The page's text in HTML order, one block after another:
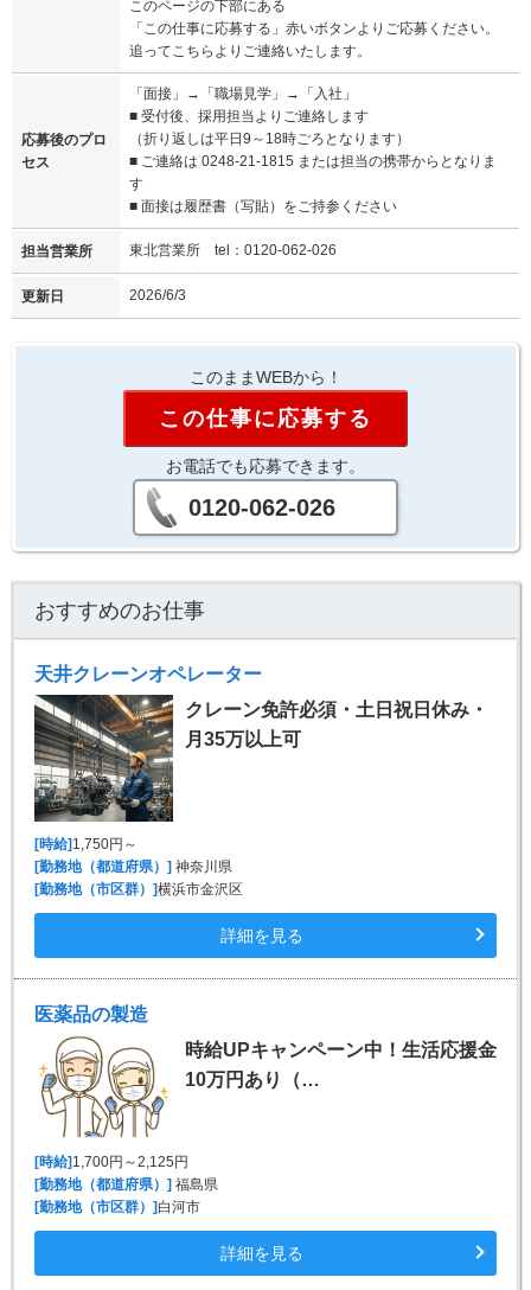
このページの下部にある
「この仕事に応募する」赤いボタンよりご応募ください。
追ってこちらよりご連絡いたします。
応募後のプロ
セス
「面接」→「職場見学」→「入社」
■ 受付後、採用担当よりご連絡します
（折り返しは平日9～18時ごろとなります）
■ ご連絡は 0248-21-1815 または担当の携帯からとなりま
す
■ 面接は履歴書（写貼）をご持参ください
担当営業所 東北営業所 tel：0120-062-026
更新日 2026/6/3
このままWEBから！
この仕事に応募する
お電話でも応募できます。
0120-062-026
おすすめのお仕事
天井クレーンオペレーター
クレーン免許必須・土日祝日休み・
月35万以上可
[時給] 1,750円～
[勤務地（都道府県）] 神奈川県
[勤務地（市区群）]横浜市金沢区
詳細を見る
医薬品の製造
時給UPキャンペーン中！生活応援金
10万円あり（…
[時給] 1,700円～2,125円
[勤務地（都道府県）] 福島県
[勤務地（市区群）] 白河市
詳細を見る